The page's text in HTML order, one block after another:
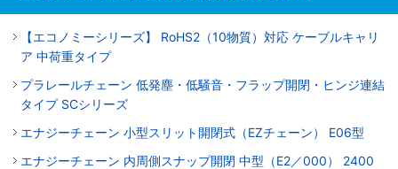
【エコノミーシリーズ】 RoHS2（10物質）対応 ケーブルキャリ
ア 中荷重タイプ
プラレールチェーン 低発塵・低騒音・フラップ開閉・ヒンジ連結
タイプ SCシリーズ
エナジーチェーン 小型スリット開閉式（EZチェーン） E06型
エナジーチェーン 内周側スナップ開閉 中型（E2／000） 2400